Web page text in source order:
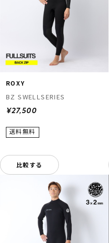
ROXY
BZ SWELLSERIES
¥27,500
比較する